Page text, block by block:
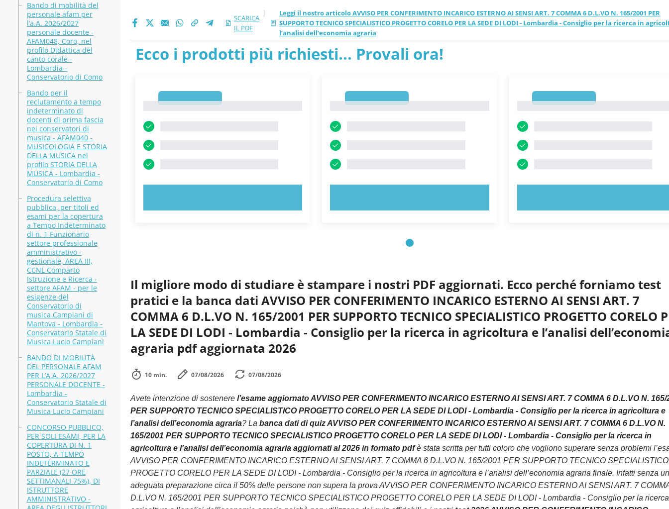
Bando di mobilità del
personale afam per
l’a.A. 2026/2027
personale docente -
AFAM048, Coro, nel
profilo Didattica del
canto corale -
Lombardia -
Conservatorio di Como
Bando per il
reclutamento a tempo
indeterminato di
docenti di prima fascia
nei conservatori di
musica - AFAM040 -
MUSICOLOGIA E STORIA
DELLA MUSICA nel
profilo STORIA DELLA
MUSICA - Lombardia -
Conservatorio di Como
Procedura selettiva
pubblica, per titoli ed
esami per la copertura
a Tempo Indeterminato
di n. 1 Funzionario
settore professionale
amministrativo -
gestionale, AREA III,
CCNL Comparto
Istruzione e Ricerca -
settore AFAM - per le
esigenze del
Conservatorio di
musica Campiani di
Mantova - Lombardia -
Conservatorio Statale di
Musica Lucio Campiani
BANDO DI MOBILITÀ
DEL PERSONALE AFAM
PER L’A.A. 2026/2027
PERSONALE DOCENTE -
Lombardia -
Conservatorio Statale di
Musica Lucio Campiani
CONCORSO PUBBLICO,
PER SOLI ESAMI, PER LA
COPERTURA DI N. 1
POSTO, A TEMPO
INDETERMINATO E
PARZIALE (27 ORE
SETTIMANALI 75%), DI
ISTRUTTORE
AMMINISTRATIVO -
SCARICA
IL PDF
|
Leggi il nostro articolo AVVISO PER CONFERIMENTO INCARICO ESTERNO AI SENSI ART. 7 COMMA 6 D.L.VO N. 165/2001 PER
SUPPORTO TECNICO SPECIALISTICO PROGETTO CORELO PER LA SEDE DI LODI - Lombardia - Consiglio per la ricerca in
l’analisi dell’economia agraria
Ecco i prodotti più richiesti... Provali ora!
Il migliore modo di studiare è stampare i nostri PDF aggiornati. Ecco perché forniamo test
pratici e la banca dati AVVISO PER CONFERIMENTO INCARICO ESTERNO AI SENSI ART. 7
COMMA 6 D.L.VO N. 165/2001 PER SUPPORTO TECNICO SPECIALISTICO PROGETTO CORELO
LA SEDE DI LODI - Lombardia - Consiglio per la ricerca in agricoltura e l’analisi
agraria pdf aggiornata 2026
10 min. 07/08/2026 07/08/2026
Avete intenzione di sostenere l’esame aggiornato AVVISO PER CONFERIMENTO INCARICO ESTERNO AI SENSI ART. 7 COMMA 6 D.L.VO N. 165/
PER SUPPORTO TECNICO SPECIALISTICO PROGETTO CORELO PER LA SEDE DI LODI - Lombardia - Consiglio per la ricerca in agricoltura e
l’analisi dell’economia agraria? La banca dati di quiz AVVISO PER CONFERIMENTO INCARICO ESTERNO AI SENSI ART. 7 COMMA 6 D.L.VO N.
165/2001 PER SUPPORTO TECNICO SPECIALISTICO PROGETTO CORELO PER LA SEDE DI LODI - Lombardia - Consiglio per la ricerca in
agricoltura e l’analisi dell’economia agraria aggiornati al 2026 in formato pdfè stata scritta per tutti coloro che vogliono superare senza problemi
AVVISO PER CONFERIMENTO INCARICO ESTERNO AI SENSI ART. 7 COMMA 6 D.L.VO N. 165/2001 PER SUPPORTO TECNICO SPECIALISTICO
PROGETTO CORELO PER LA SEDE DI LODI - Lombardia - Consiglio per la ricerca in agricoltura e l’analisi dell’economia agraria finale. Infatti senza
adeguata preparazione circa il 50% delle persone non supera la prova AVVISO PER CONFERIMENTO INCARICO ESTERNO AI SENSI ART. 7
D.L.VO N. 165/2001 PER SUPPORTO TECNICO SPECIALISTICO PROGETTO CORELO PER LA SEDE DI LODI - Lombardia - Consiglio per la